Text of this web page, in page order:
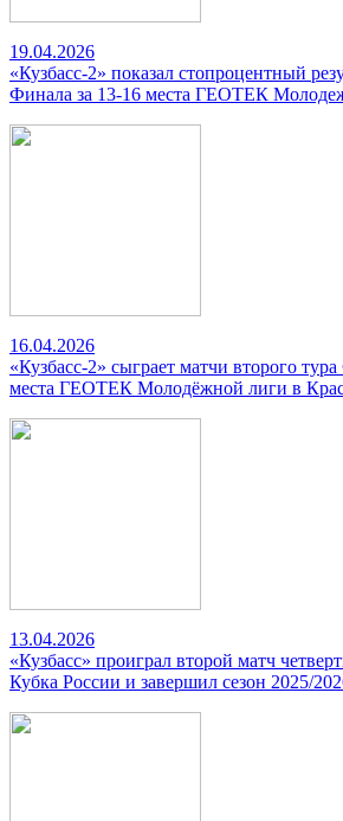
19.04.2026
«Кузбасс-2» показал стопроцентный
Финала за 13-16 места ГЕОТЕК
16.04.2026
«Кузбасс-2» сыграет матчи второго
места ГЕОТЕК Молодёжной лиги в
13.04.2026
«Кузбасс» проиграл второй матч
Кубка России и завершил сезон 2025/